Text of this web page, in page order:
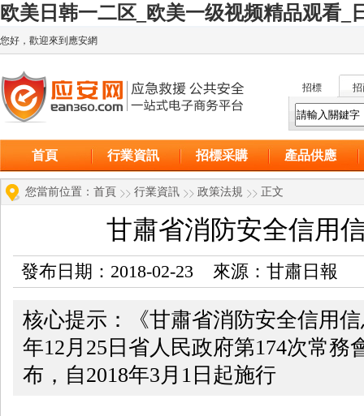
欧美日韩一二区_欧美一级视频精品观看_
您好，歡迎來到應安網
招標
首頁 行業資訊 招標采購 產品供應
您當前位置： 首頁 行業資訊 政策法規 正文
甘肅省消防安全信用
發布日期：2018-02-23 來源：甘肅日報
核心提示：《甘肅省消防安全信用
年12月25日省人民政府第174次常務
布，自2018年3月1日起施行